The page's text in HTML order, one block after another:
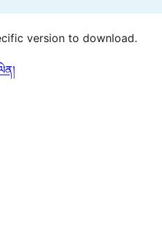
version to download.